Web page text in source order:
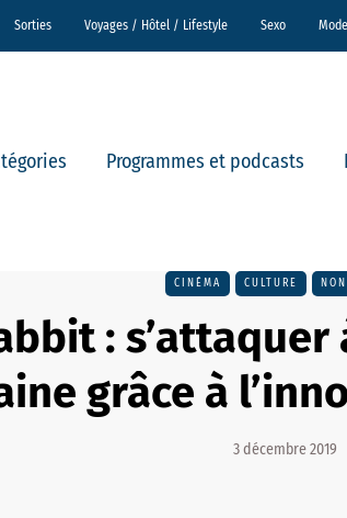
Sorties Voyages / Hôtel / Lifestyle Sexo Mode
Programmes et podcasts
CINÉMA CULTURE
:
grâce à
3 décembre 2019